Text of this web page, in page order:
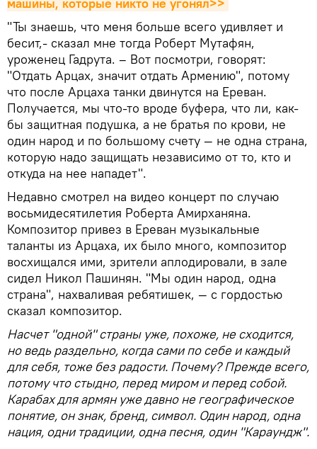
"Ты знаешь, что меня больше всего удивляет и
бесит,- сказал мне тогда Роберт Мутафян,
уроженец Гадрута. – Вот посмотри, говорят:
"Отдать Арцах, значит отдать Армению", потому
что после Арцаха танки двинутся на Ереван.
Получается, мы что-то вроде буфера, что ли, как-
бы защитная подушка, а не братья по крови, не
один народ и по большому счету — не одна страна,
которую надо защищать независимо от то, кто и
откуда на нее нападет".
Недавно смотрел на видео концерт по случаю
восьмидесятилетия Роберта Амирханяна.
Композитор привез в Ереван музыкальные
таланты из Арцаха, их было много, композитор
восхищался ими, зрители аплодировали, в зале
сидел Никол Пашинян. "Мы один народ, одна
страна", нахваливая ребятишек, — с гордостью
сказал композитор.
Насчет "одной" страны уже, похоже, не сходится,
но ведь раздельно, когда сами по себе и каждый
для себя, тоже без радости. Почему? Прежде всего,
потому что стыдно, перед миром и перед собой.
Карабах для армян уже давно не географическое
понятие, он знак, бренд, символ. Один народ, одна
нация, одни традиции, одна песня, один "Караундж".